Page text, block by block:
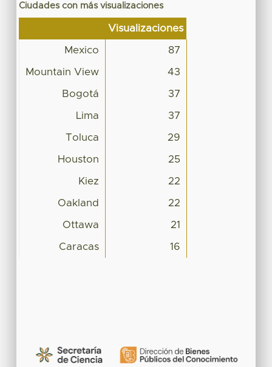
Ciudades con más visualizaciones
Visualizaciones
Mexico 87
Mountain View 43
Bogotá 37
Lima 37
Toluca 29
Houston 25
Kiez 22
Oakland 22
Ottawa 21
Caracas 16